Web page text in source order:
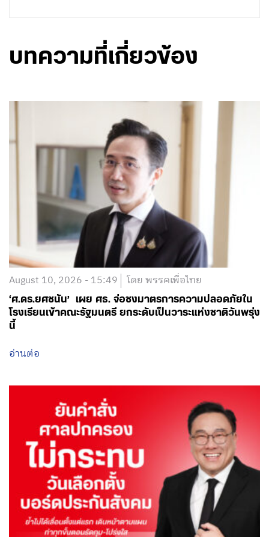
บทความที่เกี่ยวข้อง
August 10, 2026 - 15:49 โดย พรรคเพื่อไทย
‘ศ.ดร.ยศชนัน’ เผย ศธ. จ่อชงมาตรการความปลอดภัยใน
โรงเรียนเข้าคณะรัฐมนตรี ยกระดับเป็นวาระแห่งชาติวันพรุ่ง
นี้
อ่านต่อ